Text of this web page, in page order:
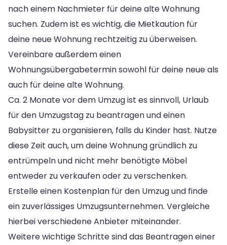
nach einem Nachmieter für deine alte Wohnung
suchen. Zudem ist es wichtig, die Mietkaution für
deine neue Wohnung rechtzeitig zu überweisen.
Vereinbare außerdem einen
Wohnungsübergabetermin sowohl für deine neue als
auch für deine alte Wohnung.
Ca. 2 Monate vor dem Umzug ist es sinnvoll, Urlaub
für den Umzugstag zu beantragen und einen
Babysitter zu organisieren, falls du Kinder hast. Nutze
diese Zeit auch, um deine Wohnung gründlich zu
entrümpeln und nicht mehr benötigte Möbel
entweder zu verkaufen oder zu verschenken.
Erstelle einen Kostenplan für den Umzug und finde
ein zuverlässiges Umzugsunternehmen. Vergleiche
hierbei verschiedene Anbieter miteinander.
Weitere wichtige Schritte sind das Beantragen einer